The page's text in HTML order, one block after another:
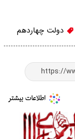
دولت چهاردهم